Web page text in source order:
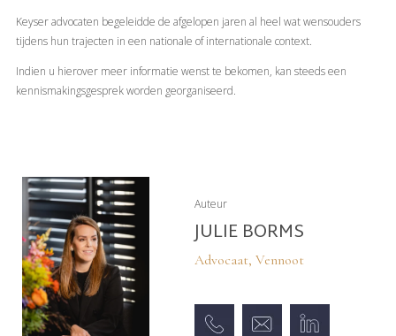
Keyser advocaten begeleidde de afgelopen jaren al heel wat wensouders
tijdens hun trajecten in een nationale of internationale context.
Indien u hierover meer informatie wenst te bekomen, kan steeds een
kennismakingsgesprek worden georganiseerd.
Auteur
JULIE BORMS
Advocaat, Vennoot